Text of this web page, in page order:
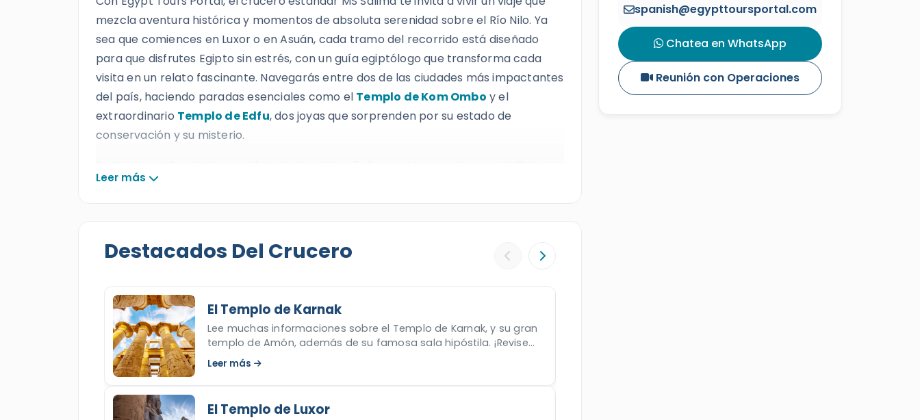
mezcla aventura histórica y momentos de absoluta serenidad sobre el Río Nilo. Ya
sea que comiences en Luxor o en Asuán, cada tramo del recorrido está diseñado
para que disfrutes Egipto sin estrés, con un guía egiptólogo que transforma cada
visita en un relato fascinante. Navegarás entre dos de las ciudades más impactantes
del país, haciendo paradas esenciales como el Templo de Kom Ombo y el
extraordinario Templo de Edfu, dos joyas que sorprenden por su estado de
conservación y su misterio.
como elTemplo de Karnak
verdaderas obras maestras del Antiguo Egipto. Entre visitas, tendrás tiempo para
relajarte a bordo, disfrutar del ambiente y dejar que el Nilo marque el compás de tus
cómoda y profundamente memorable.
Leer más
Destacados Del Crucero
El Templo de Karnak
Lee muchas informaciones sobre el Templo de Karnak, y su gran
templo de Amón, además de su famosa sala hipóstila. ¡Revise
ahora!
Leer más
El Templo de Luxor
spanish@egypttoursportal.com
Chatea en WhatsApp
Reunión con Operaciones